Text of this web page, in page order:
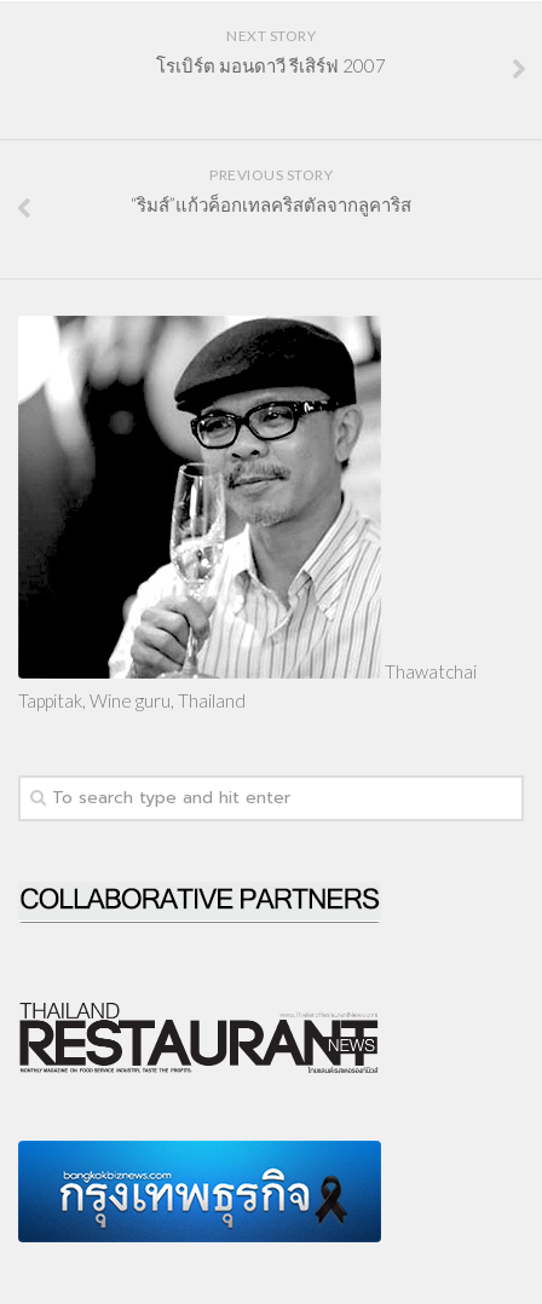
NEXT STORY
โรเบิร์ต มอนดาวี รีเสิร์ฟ 2007
PREVIOUS STORY
“ริมส์”แก้วค็อกเทลคริสตัลจากลูคาริส
Thawatchai
Tappitak, Wine guru, Thailand